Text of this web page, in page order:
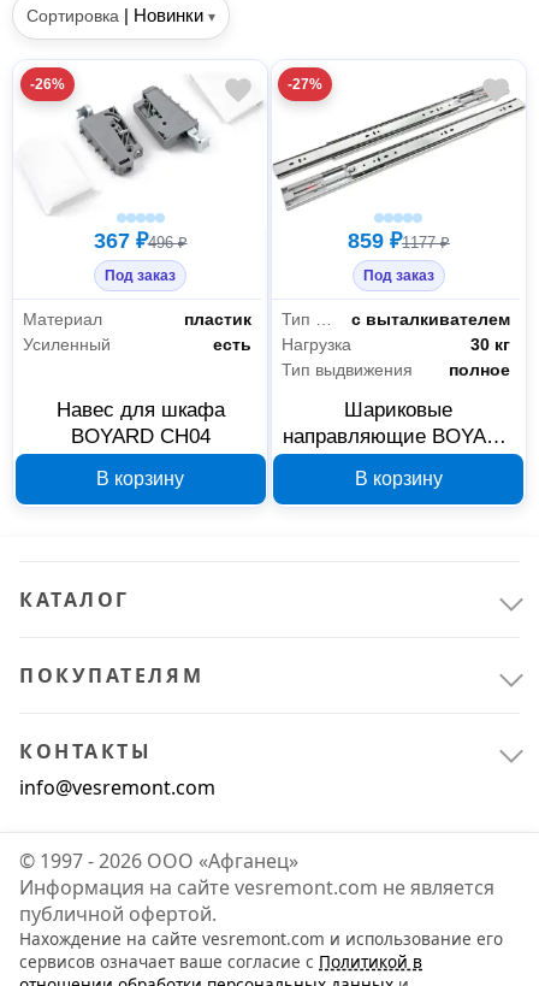
Сортировка | Новинки ▾
-26%
367 ₽496 ₽
Под заказ
Материал
пластик
Усиленный
есть
Навес для шкафа
BOYARD CH04
В корзину
-27%
859 ₽1177 ₽
Под заказ
с выталкивателем
Нагрузка
30 кг
Тип выдвижения
полное
Шариковые
направляющие BOYARD
В корзину
КАТАЛОГ
ПОКУПАТЕЛЯМ
КОНТАКТЫ
info@vesremont.com
© 1997 - 2026 ООО «Афганец»
Информация на сайте vesremont.com не является
публичной офертой.
Нахождение на сайте vesremont.com и использование его
сервисов означает ваше согласие с Политикой в